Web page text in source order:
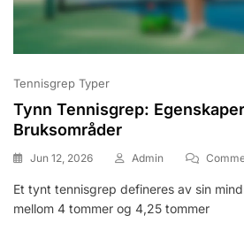
Tennisgrep Typer
Tynn Tennisgrep:
Bruksområder
Jun 12, 2026 Admin
Et tynt tennisgrep defineres av sin
mellom 4 tommer og 4,25 tommer